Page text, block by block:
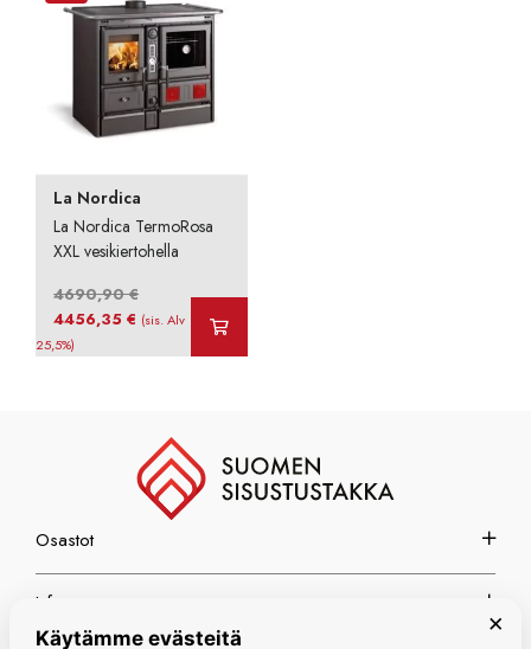
La Nordica
La Nordica TermoRosa
XXL vesikiertohella
4690,90€
Alkuperäinen
hinta
4456,35€ Nykyinen
(sis. Alv
25,5%)
Osastot
Info
×
Käytämme evästeitä